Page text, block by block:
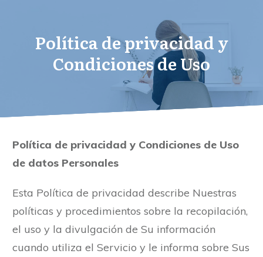
Política de privacidad y
Condiciones de Uso
Política de privacidad y Condiciones de Uso
de datos Personales
Esta Política de privacidad describe Nuestras
políticas y procedimientos sobre la recopilación,
el uso y la divulgación de Su información
cuando utiliza el Servicio y le informa sobre Sus